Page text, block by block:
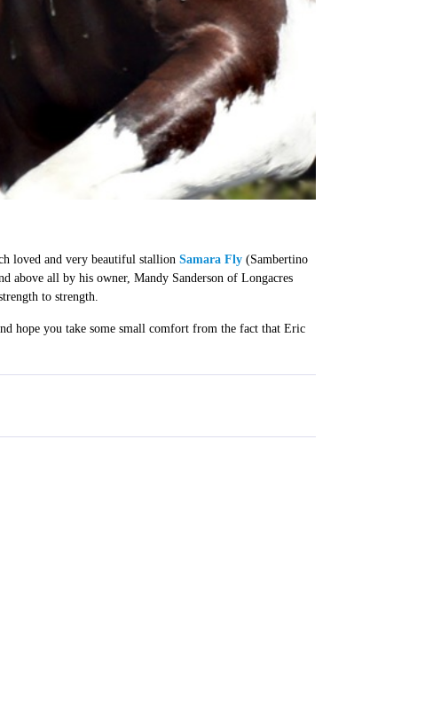
loved and very beautiful stallion Samara Fly(Sambertino
above all by his owner, Mandy Sanderson of Longacres
to strength.
hope you take some small comfort from the fact that Eric